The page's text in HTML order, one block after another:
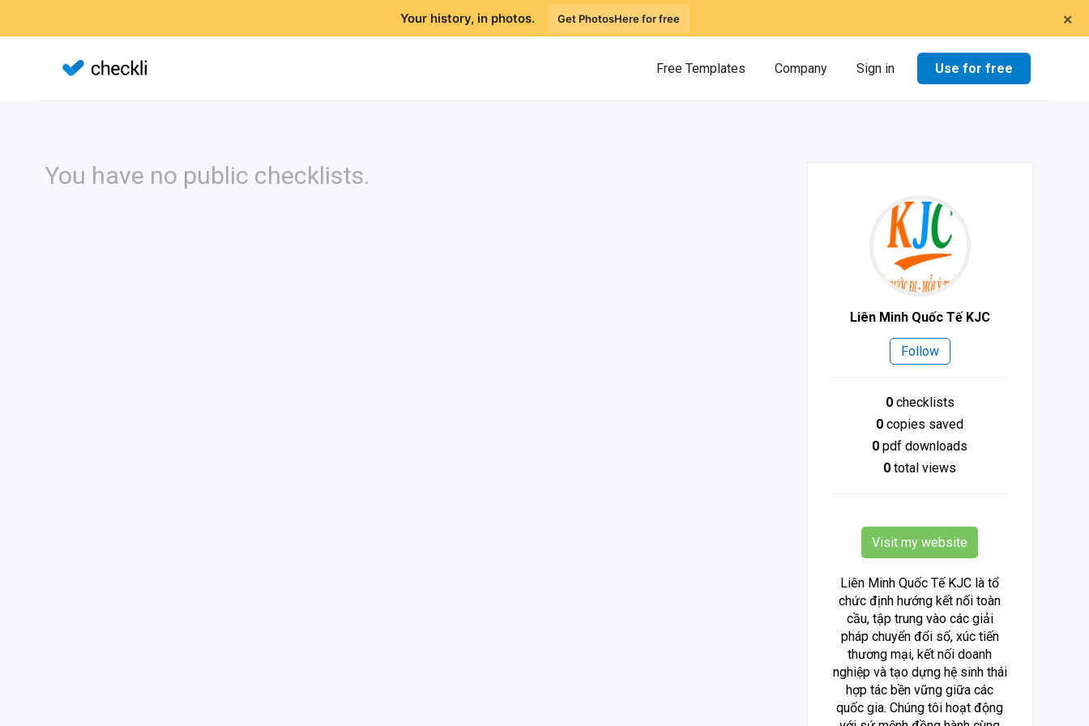
×
Your history, in photos. Get PhotosHere for free
Free Templates Company Sign in Use for free
You have no public checklists.
Liên Minh Quốc Tế KJC
Follow
0checklists
0 copies saved
0 pdf downloads
0 total views
Visit my website
Liên Minh Quốc Tế KJC là tổ
chức định hướng kết nối toàn
cầu, tập trung vào các giải
pháp chuyển đổi số, xúc tiến
thương mại, kết nối doanh
nghiệp và tạo dựng hệ sinh thái
hợp tác bền vững giữa các
quốc gia. Chúng tôi hoạt động